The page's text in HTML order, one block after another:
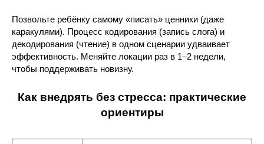
Позвольте ребёнку самому «писать» ценники (даже
каракулями). Процесс кодирования (запись слога) и
декодирования (чтение) в одном сценарии удваивает
эффективность. Меняйте локации раз в 1–2 недели,
чтобы поддерживать новизну.
Как внедрять без стресса: практические
ориентиры